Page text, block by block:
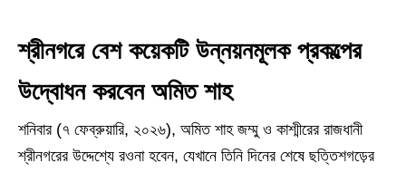
শ্রীনগরে বেশ কয়েকটি উন্নয়নমূলক প্রকল্পের
উদ্বোধন করবেন অমিত শাহ
শনিবার (৭ ফেব্রুয়ারি, ২০২৬), অমিত শাহ জম্মু ও কাশ্মীরের রাজধানী
শ্রীনগরের উদ্দেশ্যে রওনা হবেন, যেখানে তিনি দিনের শেষে ছত্তিশগড়ের